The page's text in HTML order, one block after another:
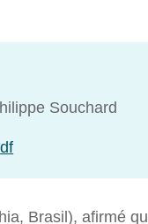
Souchard
Brasil), afirmé